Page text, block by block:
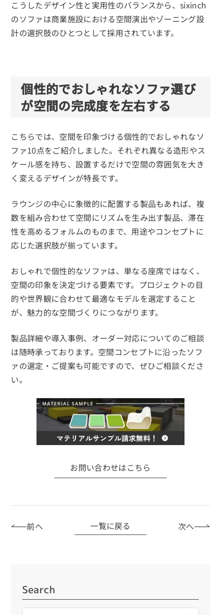
こうしたデザイン性と実用性のバランスから、sixinch
のソファは商業施設における空間演出やゾーニング設
計の選択肢のひとつとして採用されています。
個性的でおしゃれなソファ選び
が空間の完成度を左右する
こちらでは、空間を印象づける個性的でおしゃれなソ
ファ10点をご紹介しました。それぞれ異なる造形やス
ケール感を持ち、設置するだけで空間の雰囲気を大き
く変えるデザインが特長です。
ラウンジの中心に象徴的に配置する製品もあれば、複
数を組み合わせて空間にリズムを生み出す製品、滞在
性を高めるフォルムのものまで、用途やコンセプトに
応じた選択肢が揃っています。
おしゃれで個性的なソファは、単なる座席ではなく、
空間の印象を決定づける要素です。プロジェクトの目
的や世界観に合わせて最適なモデルを選定すること
が、魅力的な空間づくりにつながります。
製品詳細や導入事例、オーダー対応についてのご相談
は随時承っております。空間コンセプトに沿ったソフ
ァの選定・ご提案も可能ですので、ぜひご相談くださ
い。
お問い合わせはこちら
前へ 一覧に戻る 次へ
Search